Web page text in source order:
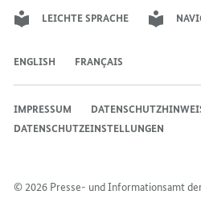
LEICHTE SPRACHE
ENGLISH FRANÇAIS
© 2026 Presse- und Informationsamt
IMPRESSUM
DATENSCHUTZEINSTELLUNGEN